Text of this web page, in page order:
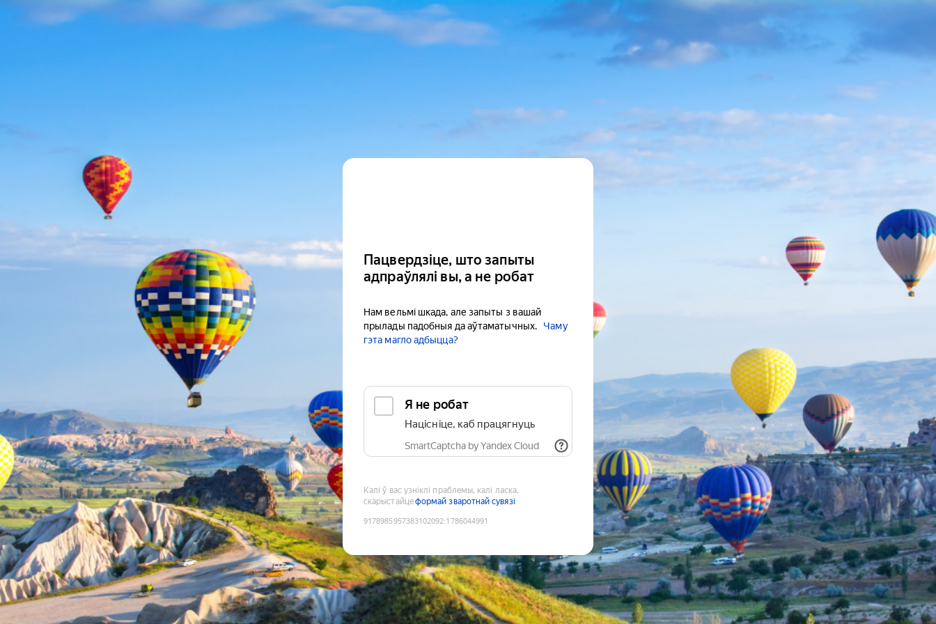
Пацвердзіце, што запыты
адпраўлялі вы, а не робат
Нам вельмі шкада, але запыты з вашай
прылады падобныя да аўтаматычных.
Чаму
гэта магло адбыцца?
Я не робат
Націсніце, каб працягнуць
SmartCaptcha by Yandex Cloud
Калі ў вас узніклі праблемы, калі ласка,
скарыстайцеформай зваротнай сувязі
9178985957383102092:1786044991